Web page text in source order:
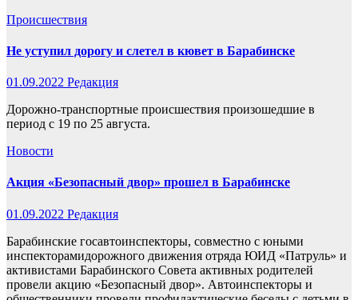
Происшествия
Не уступил дорогу и слетел в кювет в Барабинске
01.09.2022 Редакция
Дорожно-транспортные происшествия произошедшие в
период с 19 по 25 августа.
Новости
Акция «Безопасный двор» прошел в Барабинске
01.09.2022 Редакция
Барабинские госавтоинспекторы, совместно с юными
инспекторамидорожного движения отряда ЮИД «Патруль» и
активистами Барабинского Совета активных родителей
провели акцию «Безопасный двор». Автоинспекторы и